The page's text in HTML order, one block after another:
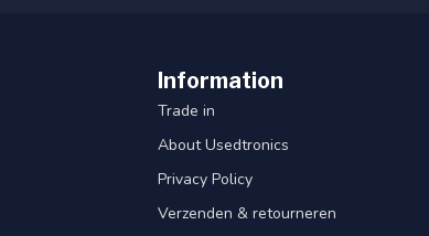
Information
Trade in
About Usedtronics
Privacy Policy
Verzenden & retourneren